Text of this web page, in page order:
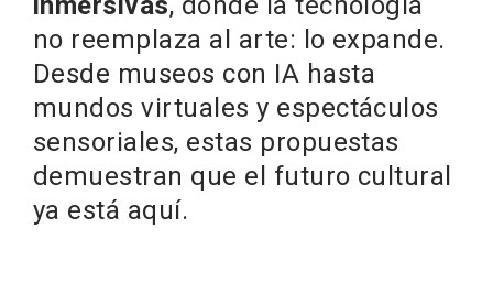
no reemplaza al arte: lo expande.
Desde museos con IA hasta
mundos virtuales y espectáculos
sensoriales, estas propuestas
demuestran que el futuro cultural
ya está aquí.